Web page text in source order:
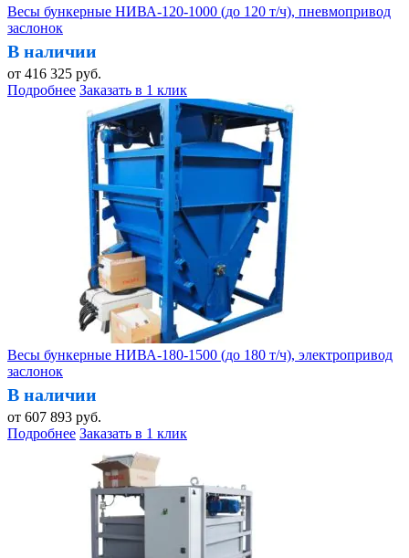
Весы бункерные НИВА-120-1000 (до 120 т/ч), пневмопривод
заслонок
В наличии
от 416 325 руб.
Подробнее Заказать в 1 клик
Весы бункерные НИВА-180-1500 (до 180 т/ч), электропривод
заслонок
В наличии
от 607 893 руб.
Подробнее Заказать в 1 клик